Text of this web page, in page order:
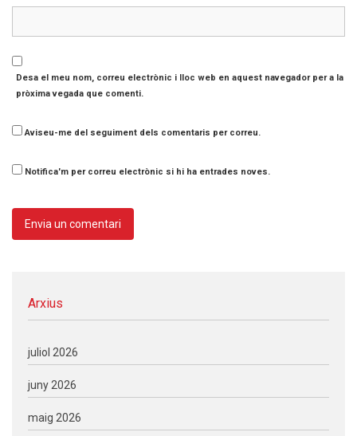
Desa el meu nom, correu electrònic i lloc web en aquest navegador per a la
pròxima vegada que comenti.
Aviseu-me del seguiment dels comentaris per correu.
Notifica'm per correu electrònic si hi ha entrades noves.
Arxius
juliol 2026
juny 2026
maig 2026